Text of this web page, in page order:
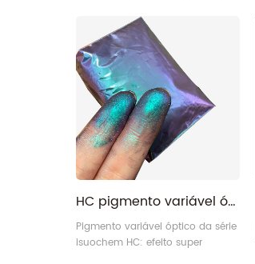
série policloreto de vinila e
poliestireno
HC pigmento variável óptico de mudança de cor de alto brilho na refração
Pigmento variável óptico da série
isuochem HC: efeito super